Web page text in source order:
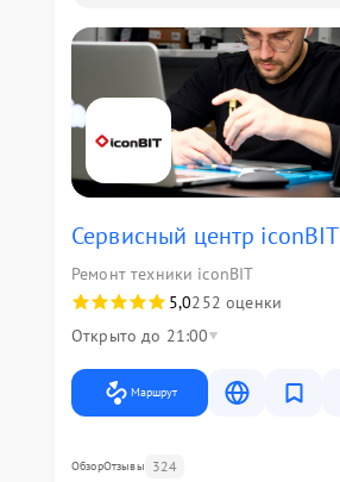
Сервисный центр iconBIT
Ремонт техники iconBIT
5,0252 оценки
Открыто до 21:00
Маршрут
ОбзорОтзывы 324